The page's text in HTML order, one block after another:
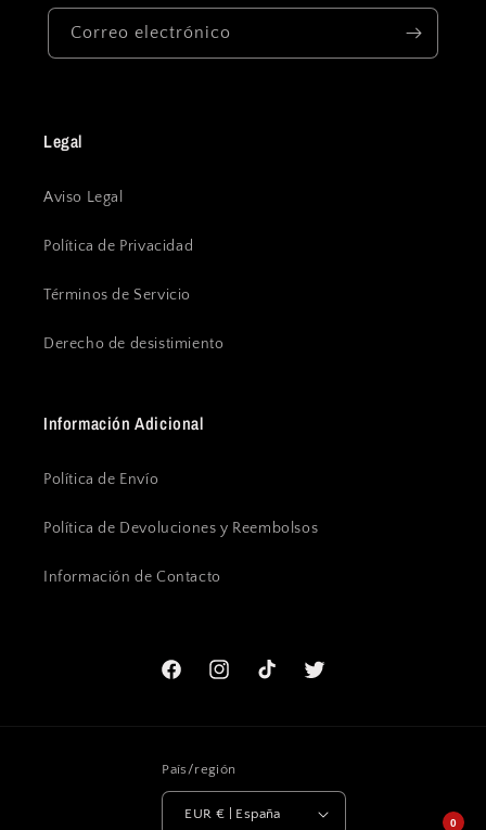
Correo electrónico
Legal
Aviso Legal
Política de Privacidad
Términos de Servicio
Derecho de desistimiento
Información Adicional
Política de Envío
Política de Devoluciones y Reembolsos
Información de Contacto
FacebookInstagramTikTok Twitter
País/región
EUR € | España
0